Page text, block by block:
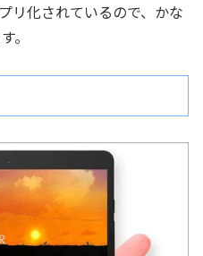
リ化されているので、かな
。